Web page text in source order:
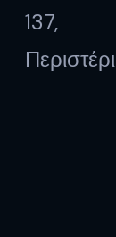
137,
Περιστέρι